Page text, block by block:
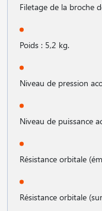
Filetage de la broche
Poids : 5,2 kg.
Niveau de pression
Niveau de puissance
Résistance orbitale
Résistance orbitale